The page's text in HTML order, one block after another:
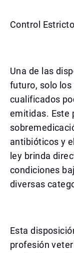
Control
Una de las
futuro, solo
cualificados
emitidas. Este
antibióticos y
ley brinda
condiciones
diversas
Esta
profesión